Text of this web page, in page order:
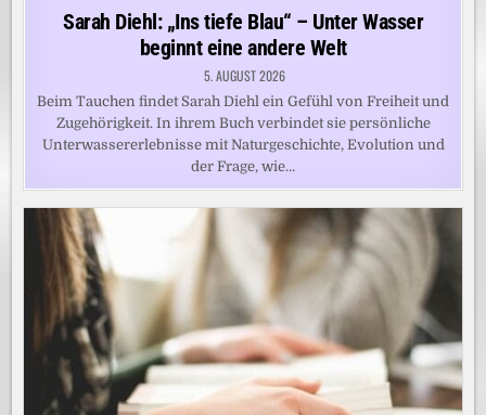
in
Sarah Diehl: „Ins tiefe Blau“ – Unter Wasser
beginnt eine andere Welt
5. AUGUST 2026
Beim Tauchen findet Sarah Diehl ein Gefühl von Freiheit und
Zugehörigkeit. In ihrem Buch verbindet sie persönliche
Unterwassererlebnisse mit Naturgeschichte, Evolution und
der Frage, wie…